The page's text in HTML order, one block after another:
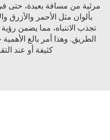
مرئية من مسافة بعيدة، حتى
بألوان مثل الأحمر والأزرق
تجذب الانتباه، مما يضمن
الطريق. وهذا أمر بالغ
كثيفة أو عند